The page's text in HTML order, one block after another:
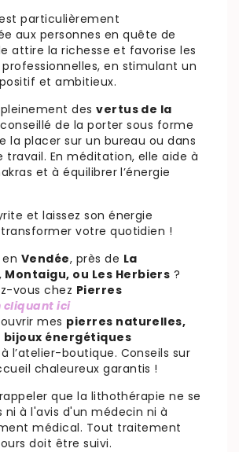
particulièrement
aux personnes en quête de
attire la richesse et favorise les
en stimulant un
et ambitieux.
desvertus de la
de la porter sous forme
la placer sur un bureau ou dans
travail. En méditation, elle aide à
et à équilibrer l’énergie
et laissez son énergie
votre quotidien !
Vendée, près de La
Montaigu, ou Les Herbiers ?
vous chez Pierres
cliquant ici
mes pierres naturelles,
bijoux énergétiques
l’atelier-boutique. Conseils sur
chaleureux garantis !
que la lithothérapie ne se
ni à l'avis d'un médecin ni à
médical. Tout traitement
doit être suivi.